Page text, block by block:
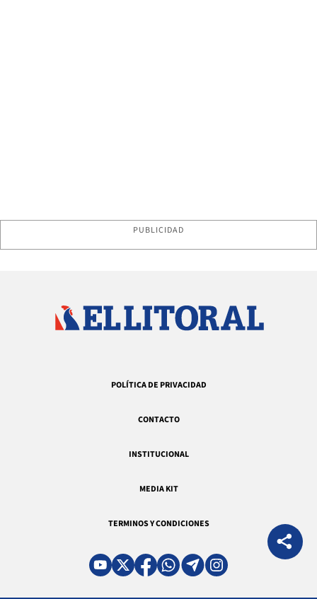
PUBLICIDAD
POLÍTICA DE PRIVACIDAD
CONTACTO
INSTITUCIONAL
MEDIA KIT
TERMINOS Y CONDICIONES